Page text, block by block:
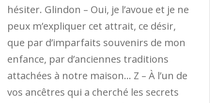
hésiter. Glindon – Oui, je l’avoue et je ne
peux m’expliquer cet attrait, ce désir,
que par d’imparfaits souvenirs de mon
enfance, par d’anciennes traditions
attachées à notre maison… Z – À l’un de
vos ancêtres qui a cherché les secrets